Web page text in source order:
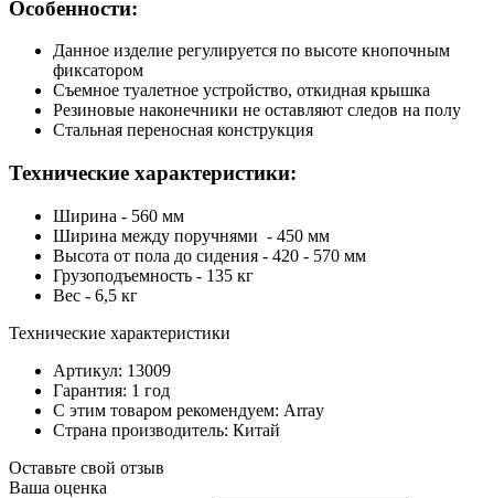
Особенности:
Данное изделие регулируется по высоте кнопочным
фиксатором
Съемное туалетное устройство, откидная крышка
Резиновые наконечники не оставляют следов на полу
Стальная переносная конструкция
Технические характеристики:
Ширина - 560 мм
Ширина между поручнями - 450 мм
Высота от пола до сидения - 420 - 570 мм
Грузоподъемность - 135 кг
Вес - 6,5 кг
Технические характеристики
Артикул: 13009
Гарантия: 1 год
С этим товаром рекомендуем: Array
Страна производитель: Китай
Оставьте свой отзыв
Ваша оценка